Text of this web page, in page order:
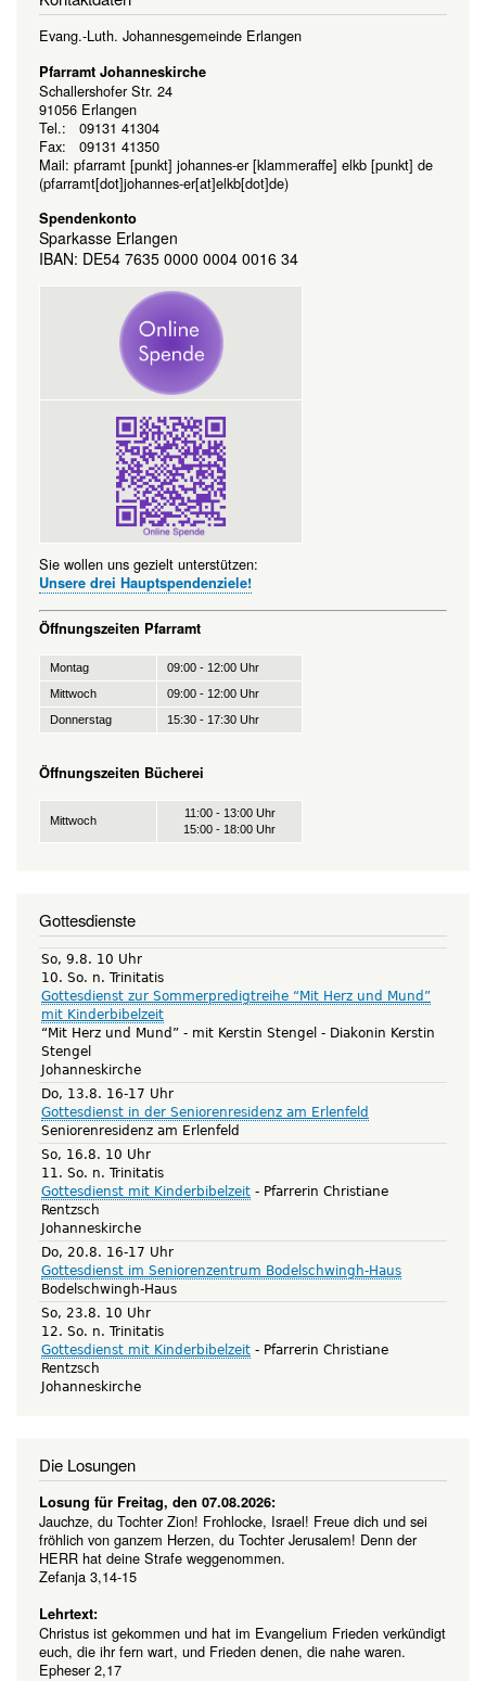
Evang.-Luth. Johannesgemeinde Erlangen
Pfarramt Johanneskirche
Schallershofer Str. 24
91056 Erlangen
Tel.: 09131 41304
Fax: 09131 41350
Mail: pfarramt [punkt] johannes-er [klammeraffe] elkb [punkt] de
(pfarramt[dot]johannes-er[at]elkb[dot]de)
Spendenkonto
Sparkasse Erlangen
IBAN: DE54 7635 0000 0004 0016 34
Sie wollen uns gezielt unterstützen:
Unsere drei Hauptspendenziele!
Öffnungszeiten Pfarramt
Montag
09:00 - 12:00 Uhr
Mittwoch
09:00 - 12:00 Uhr
Donnerstag
15:30 - 17:30 Uhr
Öffnungszeiten Bücherei
Mittwoch
11:00 - 13:00 Uhr
15:00 - 18:00 Uhr
Gottesdienste
So, 9.8. 10 Uhr
10. So. n. Trinitatis
Gottesdienst zur Sommerpredigtreihe “Mit Herz und Mund”
mit Kinderbibelzeit
“Mit Herz und Mund” - mit Kerstin Stengel
Diakonin Kerstin
Stengel
Johanneskirche
Do, 13.8. 16-17 Uhr
Gottesdienst in der Seniorenresidenz am Erlenfeld
Seniorenresidenz am Erlenfeld
So, 16.8. 10 Uhr
11. So. n. Trinitatis
Gottesdienst mit Kinderbibelzeit
Pfarrerin Christiane
Rentzsch
Johanneskirche
Do, 20.8. 16-17 Uhr
Gottesdienst im Seniorenzentrum Bodelschwingh-Haus
Bodelschwingh-Haus
So, 23.8. 10 Uhr
12. So. n. Trinitatis
Gottesdienst mit Kinderbibelzeit
Pfarrerin Christiane
Rentzsch
Johanneskirche
Die Losungen
Losung für Freitag, den 07.08.2026:
Jauchze, du Tochter Zion! Frohlocke, Israel! Freue dich und sei
fröhlich von ganzem Herzen, du Tochter Jerusalem! Denn der
HERR hat deine Strafe weggenommen.
Zefanja 3,14-15
Lehrtext:
Christus ist gekommen und hat im Evangelium Frieden verkündigt
euch, die ihr fern wart, und Frieden denen, die nahe waren.
Epheser 2,17